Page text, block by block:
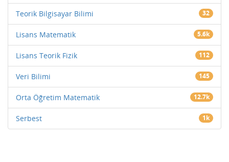
Teorik Bilgisayar Bilimi 32
Lisans Matematik 5.6k
Lisans Teorik Fizik 112
Veri Bilimi 145
Orta Öğretim Matematik 12.7k
Serbest 1k